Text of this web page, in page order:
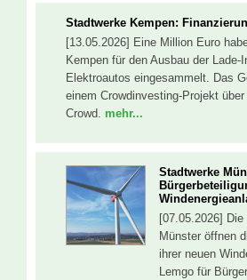
Stadtwerke Kempen:
[13.05.2026] Eine Million Euro
Kempen für den Ausbau der Lade-
Elektroautos eingesammelt. Das
einem Crowdinvesting-Projekt
Crowd. mehr...
Stadtwerke
[07.05.2026]
Münster öffnen
ihrer neuen
Lemgo für